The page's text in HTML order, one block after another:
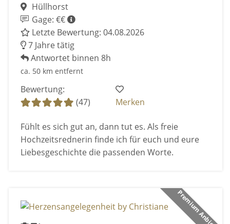
Hüllhorst
Gage: €€
Letzte Bewertung: 04.08.2026
7 Jahre tätig
Antwortet binnen 8h
ca. 50 km entfernt
Bewertung:
(47)
Merken
Fühlt es sich gut an, dann tut es. Als freie
Hochzeitsrednerin finde ich für euch und eure
Liebesgeschichte die passenden Worte.
Premium Anbieter